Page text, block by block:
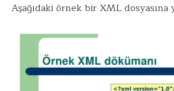
Aşağıdaki örnek bir XML